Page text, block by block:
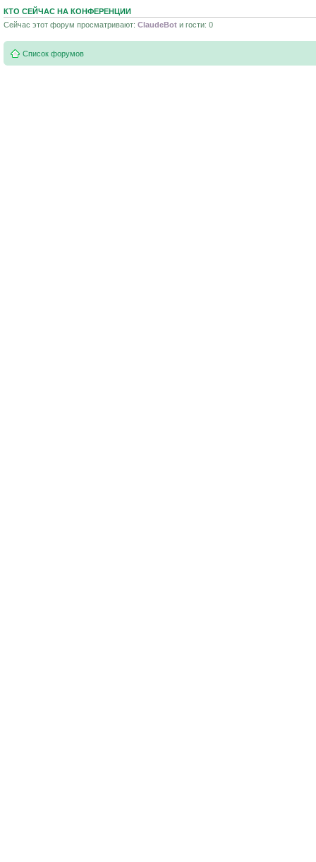
КТО СЕЙЧАС НА КОНФЕРЕНЦИИ
Сейчас этот форум просматривают: ClaudeBot и гости: 0
Список форумов